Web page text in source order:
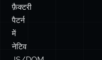
फ़ैक्टरी
पैटर्न
में
नेटिव